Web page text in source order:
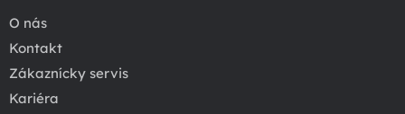
O nás
Kontakt
Zákaznícky servis
Kariéra